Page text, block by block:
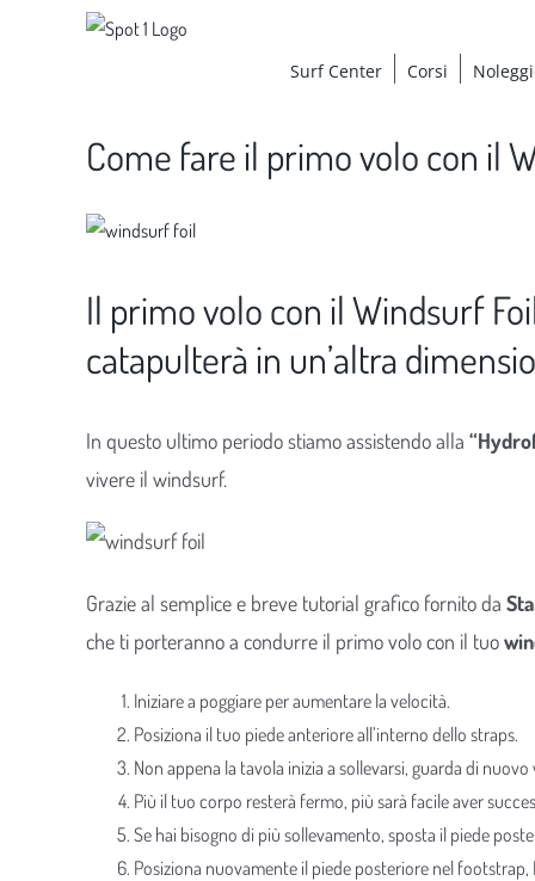
Surf Center Corsi
Come fare il primo volo con il
Ingrandisci
Il primo volo con il Windsurf
catapulterà in un’altra
In questo ultimo periodo stiamo assistendo alla
vivere il windsurf.
Grazie al semplice e breve tutorial grafico fornito da
che ti porteranno a condurre il primo volo con il tuo
Iniziare a poggiare per aumentare la velocità.
Posiziona il tuo piede anteriore all’interno dello straps.
Non appena la tavola inizia a sollevarsi, guarda di
Più il tuo corpo resterà fermo, più sarà facile aver
Se hai bisogno di più sollevamento, sposta il piede
Posiziona nuovamente il piede posteriore nel